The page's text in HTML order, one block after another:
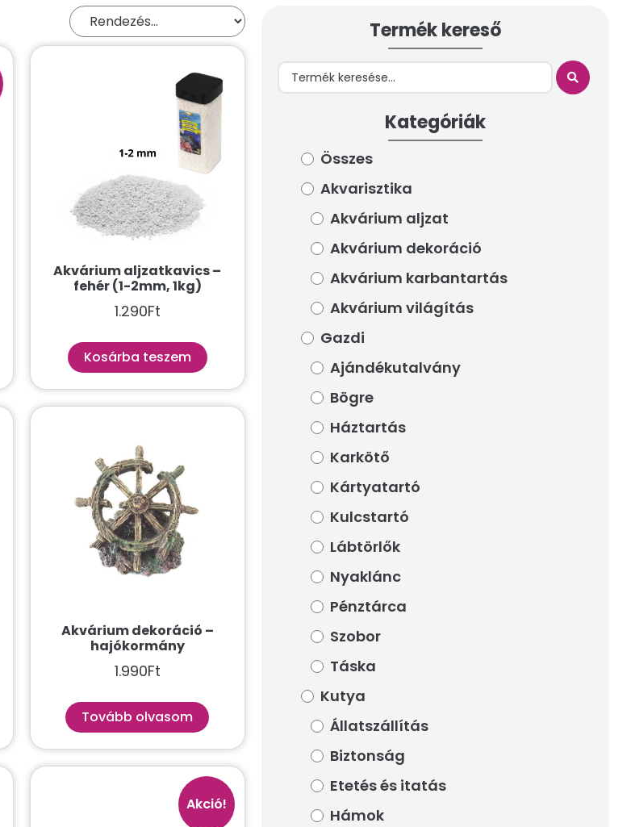
Akvárium aljzatkavics –
fehér (1-2mm, 1kg)
1.290Ft
Kosárba teszem
Akvárium dekoráció –
hajókormány
1.990Ft
Tovább olvasom
Akció!
Termék kereső
Kategóriák
Összes
Akvarisztika
Akvárium aljzat
Akvárium dekoráció
Akvárium karbantartás
Akvárium világítás
Gazdi
Ajándékutalvány
Bögre
Háztartás
Karkötő
Kártyatartó
Kulcstartó
Lábtörlők
Nyaklánc
Pénztárca
Szobor
Táska
Kutya
Állatszállítás
Biztonság
Etetés és itatás
Hámok
Termék kereső
Kategóriák
Összes
Akvarisztika
Akvárium aljzat
Akvárium dekoráció
Akvárium karbantartás
Akvárium világítás
Gazdi
Ajándékutalvány
Bögre
Háztartás
Karkötő
Kártyatartó
Kulcstartó
Lábtörlők
Nyaklánc
Pénztárca
Szobor
Táska
Kutya
Állatszállítás
Biztonság
Etetés és itatás
Hámok